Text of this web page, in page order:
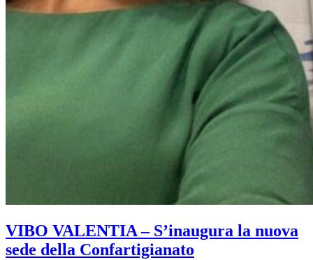
VIBO VALENTIA – S’inaugura la nuova
sede della Confartigianato